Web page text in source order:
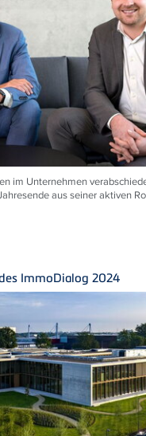
im Unternehmen
aus seiner aktiven
ImmoDialog 2024